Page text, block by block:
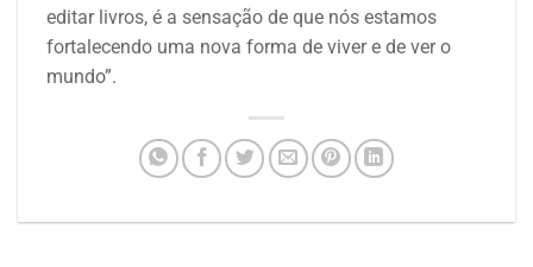
editar livros, é a sensação de que nós estamos
fortalecendo uma nova forma de viver e de ver o
mundo”.